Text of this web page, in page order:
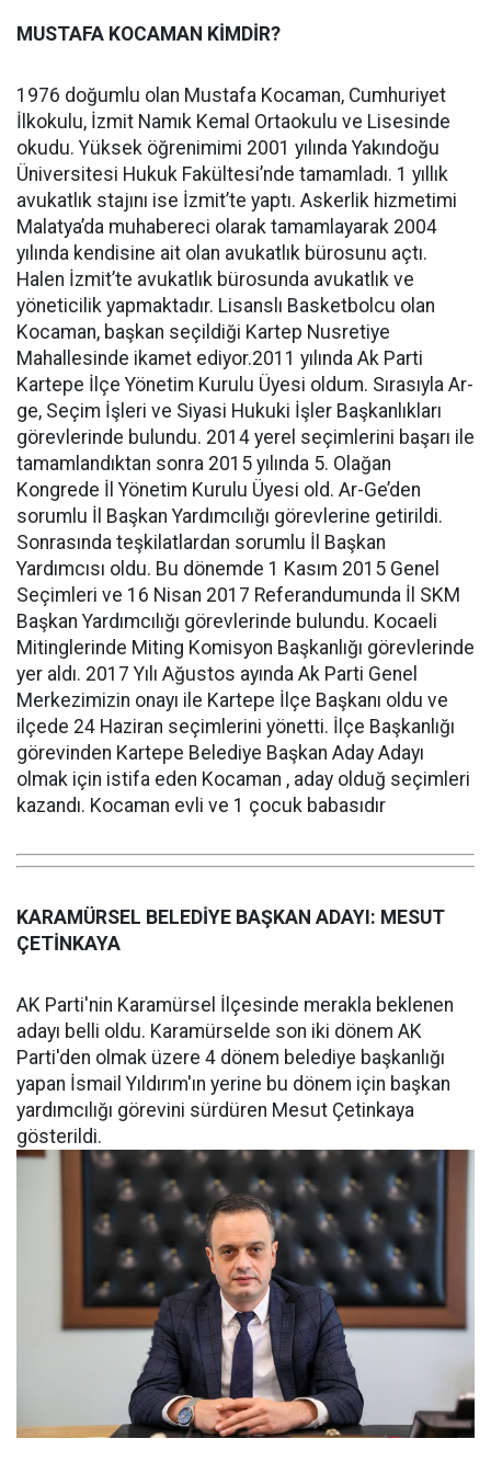
MUSTAFA KOCAMAN KİMDİR?
1976 doğumlu olan Mustafa Kocaman, Cumhuriyet
İlkokulu, İzmit Namık Kemal Ortaokulu ve Lisesinde
okudu. Yüksek öğrenimimi 2001 yılında Yakındoğu
Üniversitesi Hukuk Fakültesi’nde tamamladı. 1 yıllık
avukatlık stajını ise İzmit’te yaptı. Askerlik hizmetimi
Malatya’da muhabereci olarak tamamlayarak 2004
yılında kendisine ait olan avukatlık bürosunu açtı.
Halen İzmit’te avukatlık bürosunda avukatlık ve
yöneticilik yapmaktadır. Lisanslı Basketbolcu olan
Kocaman, başkan seçildiği Kartep Nusretiye
Mahallesinde ikamet ediyor.2011 yılında Ak Parti
Kartepe İlçe Yönetim Kurulu Üyesi oldum. Sırasıyla Ar-
ge, Seçim İşleri ve Siyasi Hukuki İşler Başkanlıkları
görevlerinde bulundu. 2014 yerel seçimlerini başarı ile
tamamlandıktan sonra 2015 yılında 5. Olağan
Kongrede İl Yönetim Kurulu Üyesi old. Ar-Ge’den
sorumlu İl Başkan Yardımcılığı görevlerine getirildi.
Sonrasında teşkilatlardan sorumlu İl Başkan
Yardımcısı oldu. Bu dönemde 1 Kasım 2015 Genel
Seçimleri ve 16 Nisan 2017 Referandumunda İl SKM
Başkan Yardımcılığı görevlerinde bulundu. Kocaeli
Mitinglerinde Miting Komisyon Başkanlığı görevlerinde
yer aldı. 2017 Yılı Ağustos ayında Ak Parti Genel
Merkezimizin onayı ile Kartepe İlçe Başkanı oldu ve
ilçede 24 Haziran seçimlerini yönetti. İlçe Başkanlığı
görevinden Kartepe Belediye Başkan Aday Adayı
olmak için istifa eden Kocaman , aday olduğ seçimleri
kazandı. Kocaman evli ve 1 çocuk babasıdır
KARAMÜRSEL BELEDİYE BAŞKAN ADAYI: MESUT
ÇETİNKAYA
AK Parti'nin Karamürsel İlçesinde merakla beklenen
adayı belli oldu. Karamürselde son iki dönem AK
Parti'den olmak üzere 4 dönem belediye başkanlığı
yapan İsmail Yıldırım'ın yerine bu dönem için başkan
yardımcılığı görevini sürdüren Mesut Çetinkaya
gösterildi.